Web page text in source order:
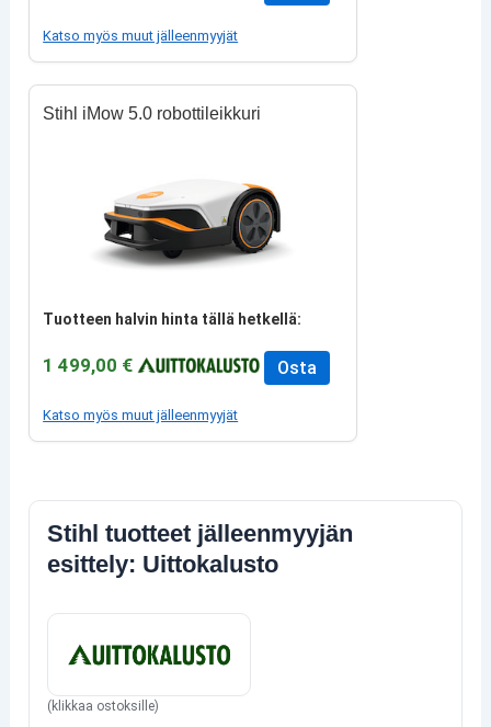
Katso myös muut jälleenmyyjät
Stihl iMow 5.0 robottileikkuri
Tuotteen halvin hinta tällä hetkellä:
1 499,00 € Osta
Katso myös muut jälleenmyyjät
Stihl tuotteet jälleenmyyjän
esittely: Uittokalusto
(klikkaa ostoksille)